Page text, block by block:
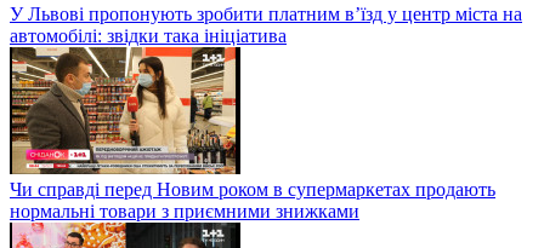
У Львові пропонують зробити платним в’їзд у центр міста на
автомобілі: звідки така ініціатива
Чи справді перед Новим роком в супермаркетах продають
нормальні товари з приємними знижками